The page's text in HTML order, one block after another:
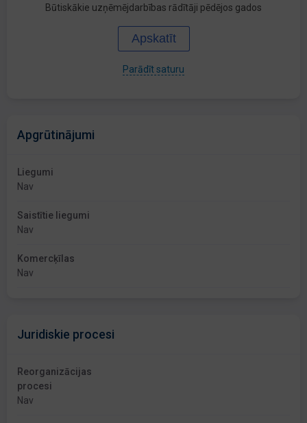
Būtiskākie uzņēmējdarbības rādītāji pēdējos gados
Apskatīt
Parādīt saturu
Apgrūtinājumi
Liegumi
Nav
Saistītie liegumi
Nav
Komercķīlas
Nav
Juridiskie procesi
Reorganizācijas
procesi
Nav